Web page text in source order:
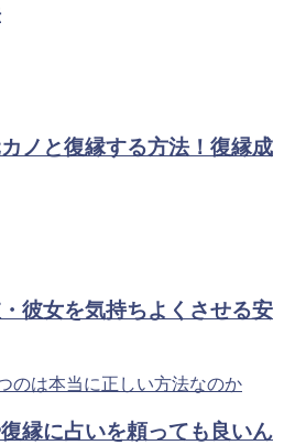
ノと復縁する方法！復縁成
彼女を気持ちよくさせる安
縁に占いを頼っても良いん